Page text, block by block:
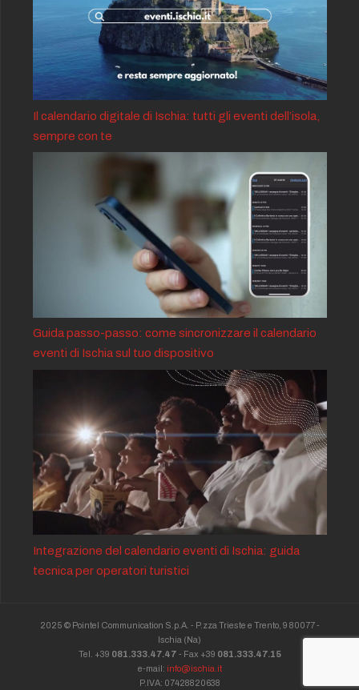
Il calendario digitale di Ischia: tutti gli eventi dell’isola,
sempre con te
Guida passo-passo: come sincronizzare il calendario
eventi di Ischia sul tuo dispositivo
Integrazione del calendario eventi di Ischia: guida
tecnica per operatori turistici
2025 © Pointel Communication S.p.A. - P.zza Trieste e Trento, 9 80077 -
Ischia (Na)
Tel. +39 081.333.47.47 - Fax +39 081.333.47.15
e-mail: info@ischia.it
P.IVA: 07428820638